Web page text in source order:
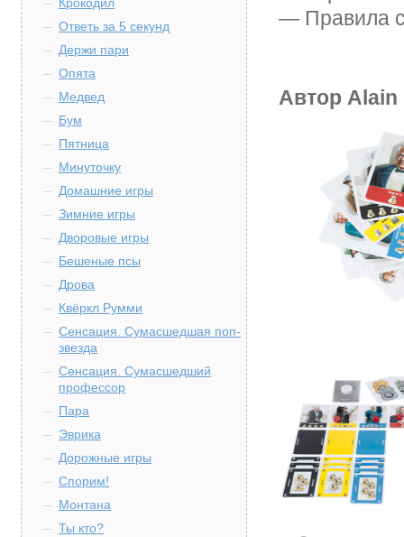
Ответь за 5 секунд
Держи пари
Опята
Медвед
Бум
Пятница
Минуточку
Домашние игры
Зимние игры
Дворовые игры
Бешеные псы
Дрова
Квёркл Румми
Сенсация. Сумасшедшая поп-
звезда
Сенсация. Сумасшедший
профессор
Пара
Эврика
Дорожные игры
Спорим!
Монтана
Ты кто?
— Правила
Автор Alain